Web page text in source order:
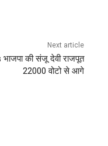
Next article
की संजू देवी राजपूत
22000 वोटो से आगे